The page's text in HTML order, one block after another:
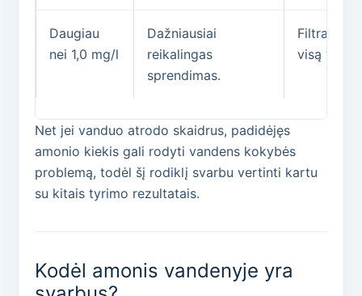
Daugiau
nei 1,0 mg/l
Dažniausiai
reikalingas
sprendimas.
Filtras
visą
Net jei vanduo atrodo skaidrus, padidėjęs
amonio kiekis gali rodyti vandens kokybės
problemą, todėl šį rodiklį svarbu vertinti kartu
su kitais tyrimo rezultatais.
Kodėl amonis vandenyje yra